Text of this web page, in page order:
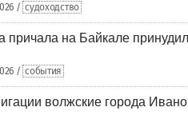
/ судоходство
причала на Байкале
/ события
волжские города